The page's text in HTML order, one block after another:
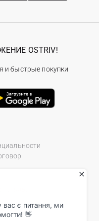
Rights Reserved.
OSTRIV!
и быстрые покупки